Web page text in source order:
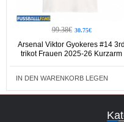
99.38€ 30.75€
Arsenal Viktor Gyokeres #14 3rd
trikot Frauen 2025-26 Kurzarm
IN DEN WARENKORB LEGEN